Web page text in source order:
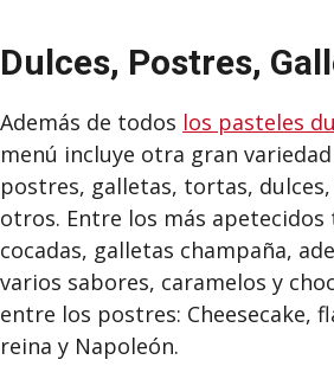
Dulces, Postres,
Además de todos los pasteles
menú incluye otra gran
postres, galletas, tortas,
otros. Entre los más apetecidos
cocadas, galletas champaña,
varios sabores, caramelos y
entre los postres: Cheesecake,
reina y Napoleón.